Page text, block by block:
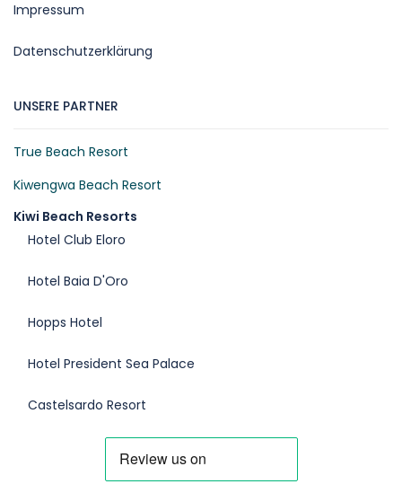
Impressum
Datenschutzerklärung
UNSERE PARTNER
True Beach Resort
Kiwengwa Beach Resort
Kiwi Beach Resorts
Hotel Club Eloro
Hotel Baia D'Oro
Hopps Hotel
Hotel President Sea Palace
Castelsardo Resort